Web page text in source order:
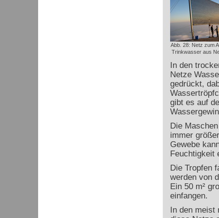
Abb. 28: Netz zum
Trinkwasser aus
In den
Netze
gedrückt,
gibt es auf
Die
immer
Gewebe
Feuchtigkeit
Die Tropfen
werden von
Ein 50 m²
einfangen.
In den meist